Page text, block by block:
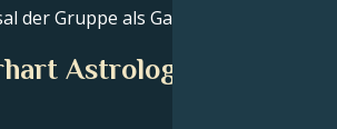
der Gruppe als Ganzes.
Astrologisches